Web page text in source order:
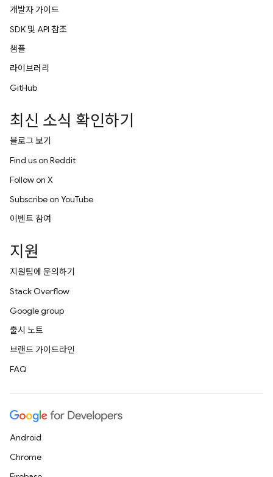
개발자 가이드
SDK 및 API 참조
샘플
라이브러리
GitHub
최신 소식 확인하기
블로그 보기
Find us on Reddit
Follow on X
Subscribe on YouTube
이벤트 참여
지원
지원팀에 문의하기
Stack Overflow
Google group
출시 노트
브랜드 가이드라인
FAQ
Android
Chrome